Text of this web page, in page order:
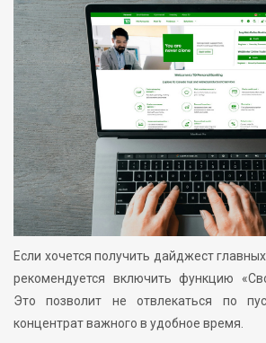
Если хочется получить дайджест
рекомендуется включить функцию
Это позволит не отвлекаться по
концентрат важного в удобное время.